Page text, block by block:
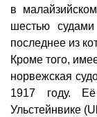
в
шестью
последнее из
Кроме того,
норвежская
1917 году.
Ульстейнвике